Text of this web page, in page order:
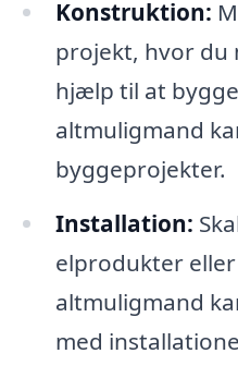
Konstruktion:
projekt, hvor du
hjælp til at
altmuligmand
byggeprojekter.
Installation:
elprodukter eller
altmuligmand
med